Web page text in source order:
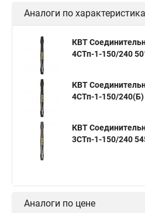
Аналоги по
КВТ
4СТп-1-150/240
КВТ
4СТп-1-150/240(Б)
КВТ
3СТп-1-150/240
Аналоги по цене